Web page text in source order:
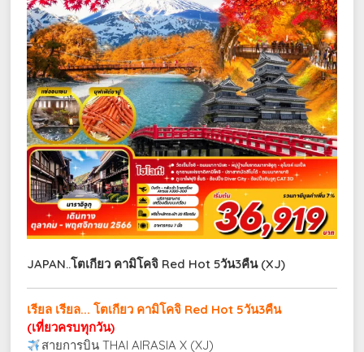
JAPAN..โตเกียว คามิโคจิ Red Hot 5วัน3คืน (XJ)
เรียล เรียล... โตเกียว คามิโคจิ Red Hot 5วัน3คืน
(เที่ยวครบทุกวัน)
สายการบิน THAI AIRASIA X (XJ)